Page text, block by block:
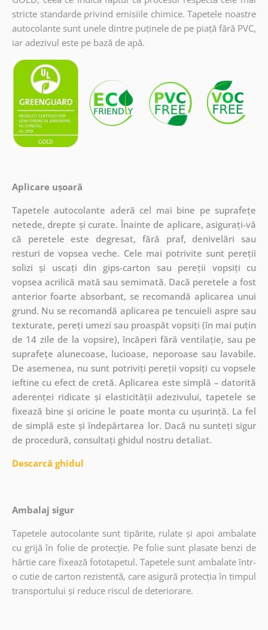
stricte standarde privind emisiile chimice. Tapetele noastre
autocolante sunt unele dintre puținele de pe piață fără PVC,
iar adezivul este pe bază de apă.
Aplicare ușoară
Tapetele autocolante aderă cel mai bine pe suprafețe
netede, drepte și curate. Înainte de aplicare, asigurați-vă
că peretele este degresat, fără praf, denivelări sau
resturi de vopsea veche. Cele mai potrivite sunt pereții
solizi și uscați din gips-carton sau pereții vopsiți cu
vopsea acrilică mată sau semimată. Dacă peretele a fost
anterior foarte absorbant, se recomandă aplicarea unui
grund. Nu se recomandă aplicarea pe tencuieli aspre sau
texturate, pereți umezi sau proaspăt vopsiți (în mai puțin
de 14 zile de la vopsire), încăperi fără ventilație, sau pe
suprafețe alunecoase, lucioase, neporoase sau lavabile.
De asemenea, nu sunt potriviți pereții vopsiți cu vopsele
ieftine cu efect de cretă. Aplicarea este simplă – datorită
aderenței ridicate și elasticității adezivului, tapetele se
fixează bine și oricine le poate monta cu ușurință. La fel
de simplă este și îndepărtarea lor. Dacă nu sunteți sigur
de procedură, consultați ghidul nostru detaliat.
Descarcă ghidul
Ambalaj sigur
Tapetele autocolante sunt tipărite, rulate și apoi ambalate
cu grijă în folie de protecție. Pe folie sunt plasate benzi de
hârtie care fixează fototapetul. Tapetele sunt ambalate într-
o cutie de carton rezistentă, care asigură protecția în timpul
transportului și reduce riscul de deteriorare.